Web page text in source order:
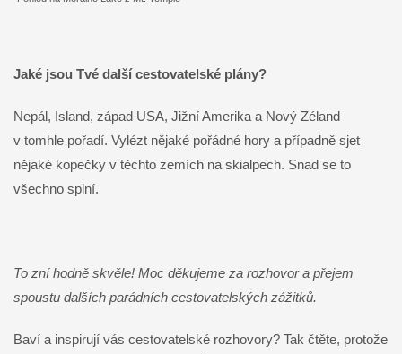
Jaké jsou Tvé další cestovatelské plány?
Nepál, Island, západ USA, Jižní Amerika a Nový Zéland
v tomhle pořadí. Vylézt nějaké pořádné hory a případně sjet
nějaké kopečky v těchto zemích na skialpech. Snad se to
všechno splní.
To zní hodně skvěle! Moc děkujeme za rozhovor a přejem
spoustu dalších parádních cestovatelských zážitků.
Baví a inspirují vás cestovatelské rozhovory? Tak čtěte, protože